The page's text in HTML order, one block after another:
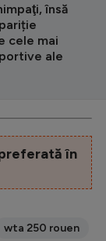
însă
cele mai
ale
în
wta 250 rouen